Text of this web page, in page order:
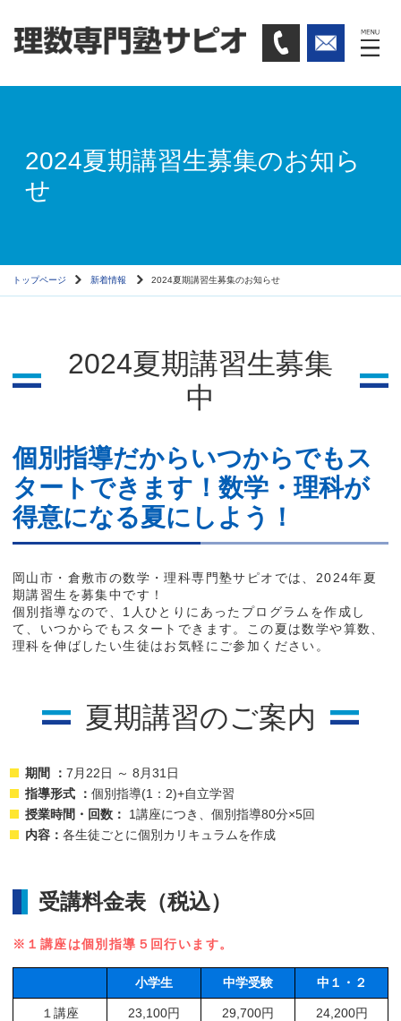
2024夏期講習生募集のお知ら
せ
トップページ 新着情報 2024夏期講習生募集のお知らせ
2024夏期講習生募集
中
個別指導だからいつからでもス
タートできます！数学・理科が
得意になる夏にしよう！
岡山市・倉敷市の数学・理科専門塾サピオでは、2024年夏
期講習生を募集中です！
個別指導なので、1人ひとりにあったプログラムを作成し
て、いつからでもスタートできます。この夏は数学や算数、
理科を伸ばしたい生徒はお気軽にご参加ください。
夏期講習のご案内
期間 ： 7月22日 ～ 8月31日
指導形式 ： 個別指導(1：2)+自立学習
授業時間・回数：
1講座につき、個別指導80分×5回
内容： 各生徒ごとに個別カリキュラムを作成
受講料金表（税込）
※１講座は個別指導５回行います。
小学生 中学受験 中１・２
１講座 23,100円 29,700円 24,200円